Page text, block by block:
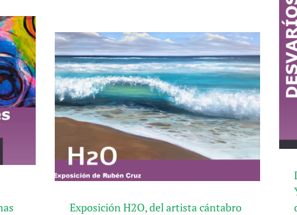
Exposición H2O, del artista cántabro